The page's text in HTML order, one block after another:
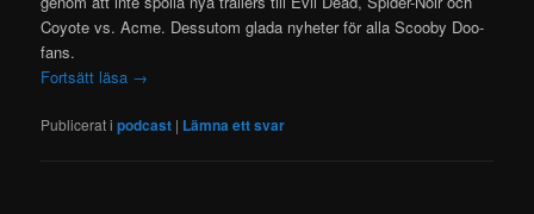
Coyote vs. Acme. Dessutom glada nyheter för alla Scooby Doo-
fans.
Fortsätt läsa →
Publicerat i podcast | Lämna ett svar